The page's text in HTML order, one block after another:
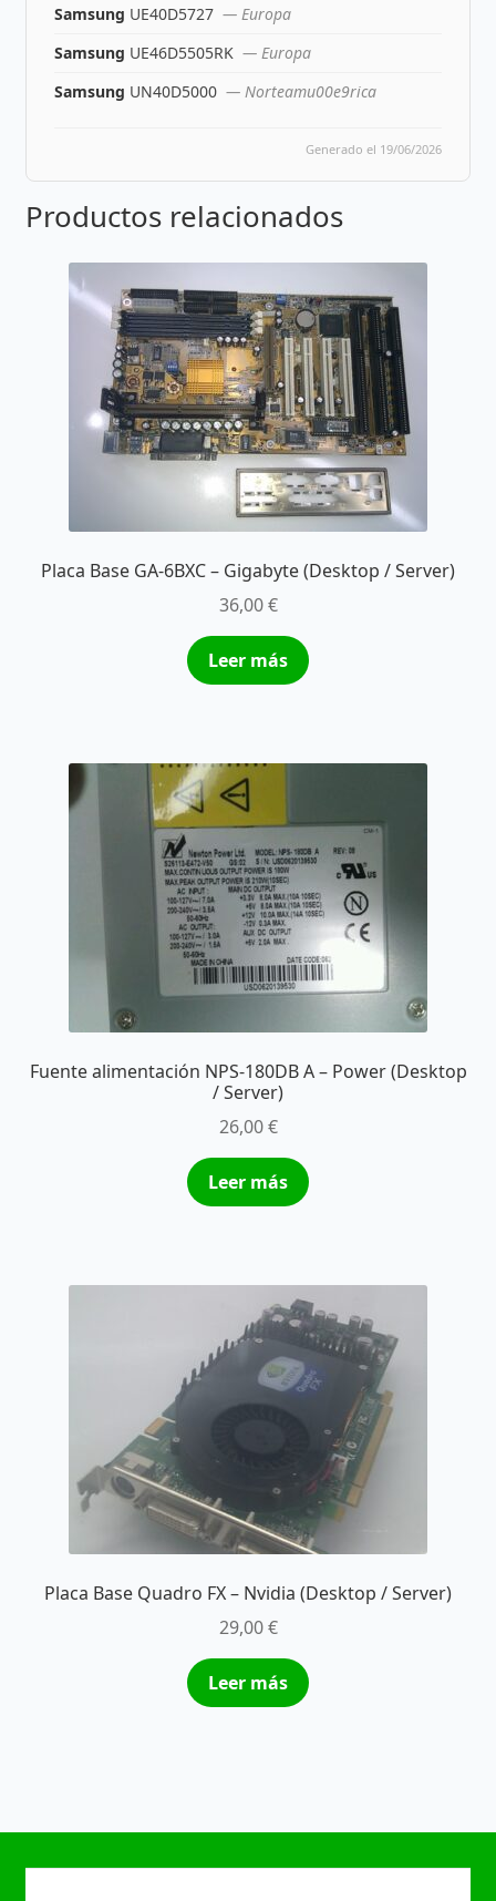
Samsung UE40D5727 — Europa
Samsung UE46D5505RK — Europa
Samsung UN40D5000 — Norteamu00e9rica
Generado el 19/06/2026
Productos relacionados
Placa Base GA-6BXC – Gigabyte (Desktop / Server)
36,00€
Leer más
Fuente alimentación NPS-180DB A – Power (Desktop
/ Server)
26,00€
Leer más
Placa Base Quadro FX – Nvidia (Desktop / Server)
29,00€
Leer más